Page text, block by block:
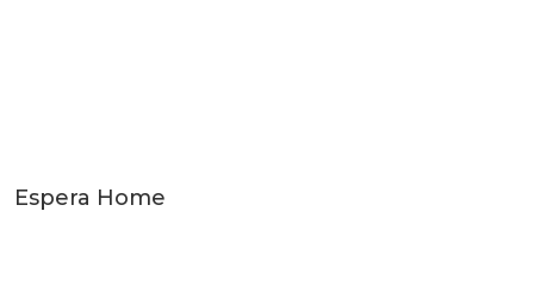
Espera Home